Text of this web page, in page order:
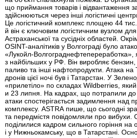
що приймання товарів і відвантаження
здійснюються через інші логістичні
Це логістичний комплекс площею 44
й він є ключовим логістичним вузлом для
Астраханської та сусідніх областей.
OSINT-аналітиків у Волгограді було
«Лукойл-Волгограднефтепереработка»,
з найбільших у РФ. Він виробляє бензин,
паливо та інші нафтопродукти. Атака на
дронів цієї ночі був і Татарстан. У
«прилетіло» по складах Wildberries,
и 23 липня. На кадрах, що потрапили до
атаки спостерігається задимлення над
комплексу. ASTRA пише, що сьогодні
та передмістя повідомляли про вибухи.
поділилися кадром сильного горіння
і у Нижньокамську, що в Татарстані.